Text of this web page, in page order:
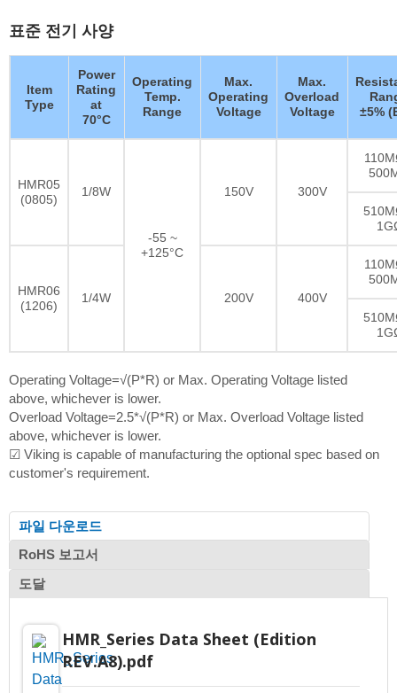
표준 전기 사양
Item
Type
Power
Rating
at
70°C
Operating
Temp.
Range
Max.
Operating
Voltage
Max.
Overload
Voltage
±5%
HMR05
(0805)
1/8W
-55 ~
+125°C
150V 300V
HMR06
(1206)
1/4W 200V 400V
Operating Voltage=√(P*R) or Max. Operating Voltage listed
above, whichever is lower.
Overload Voltage=2.5*√(P*R) or Max. Overload Voltage listed
above, whichever is lower.
☑ Viking is capable of manufacturing the optional spec based on
customer's requirement.
파일 다운로드
RoHS 보고서
도달
HMR_Series Data Sheet (Edition
REV.A8).pdf